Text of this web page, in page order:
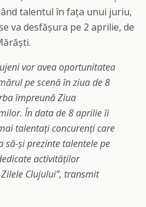
talentul în fața unui juriu,
va desfășura pe 2 aprilie, de
vor avea oportunitatea
pe scenă în ziua de 8
împreună Ziua
În data de 8 aprilie îi
talentați concurenți care
să-și prezinte talentele pe
activităților
Clujului”, transmit